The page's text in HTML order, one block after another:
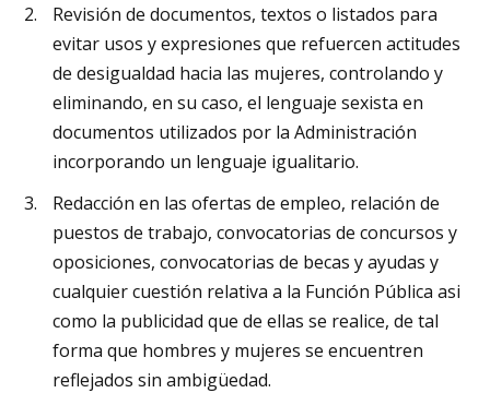
Revisión de documentos, textos o listados para
evitar usos y expresiones que refuercen actitudes
de desigualdad hacia las mujeres, controlando y
eliminando, en su caso, el lenguaje sexista en
documentos utilizados por la Administración
incorporando un lenguaje igualitario.
Redacción en las ofertas de empleo, relación de
puestos de trabajo, convocatorias de concursos y
oposiciones, convocatorias de becas y ayudas y
cualquier cuestión relativa a la Función Pública asi
como la publicidad que de ellas se realice, de tal
forma que hombres y mujeres se encuentren
reflejados sin ambigüedad.